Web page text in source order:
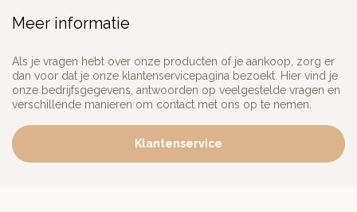
Meer informatie
Als je vragen hebt over onze producten of je aankoop, zorg er
dan voor dat je onze klantenservicepagina bezoekt. Hier vind je
onze bedrijfsgegevens, antwoorden op veelgestelde vragen en
verschillende manieren om contact met ons op te nemen.
Klantenservice